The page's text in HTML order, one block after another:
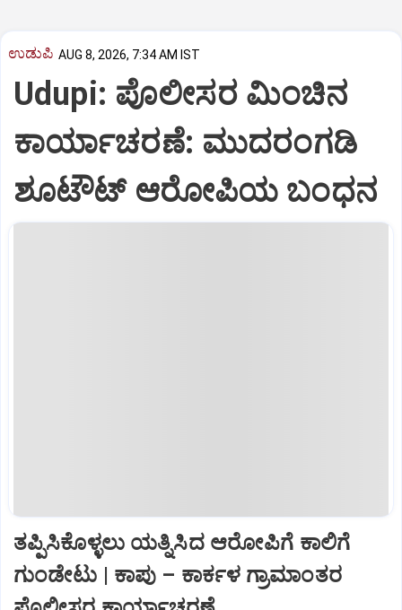
ಉಡುಪಿ AUG 8, 2026, 7:34 AM IST
Udupi: ಪೊಲೀಸರ ಮಿಂಚಿನ
ಕಾರ್ಯಾಚರಣೆ: ಮುದರಂಗಡಿ
ಶೂಟೌಟ್‌ ಆರೋಪಿಯ ಬಂಧನ
ತಪ್ಪಿಸಿಕೊಳ್ಳಲು ಯತ್ನಿಸಿದ ಆರೋಪಿಗೆ ಕಾಲಿಗೆ
ಗುಂಡೇಟು | ಕಾಪು – ಕಾರ್ಕಳ ಗ್ರಾಮಾಂತರ